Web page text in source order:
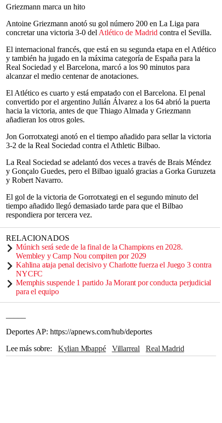
Griezmann marca un hito
Antoine Griezmann anotó su gol número 200 en La Liga para
concretar una victoria 3-0 del Atlético de Madrid contra el Sevilla.
El internacional francés, que está en su segunda etapa en el Atlético
y también ha jugado en la máxima categoría de España para la
Real Sociedad y el Barcelona, marcó a los 90 minutos para
alcanzar el medio centenar de anotaciones.
El Atlético es cuarto y está empatado con el Barcelona. El penal
convertido por el argentino Julián Álvarez a los 64 abrió la puerta
hacia la victoria, antes de que Thiago Almada y Griezmann
añadieran los otros goles.
Jon Gorrotxategi anotó en el tiempo añadido para sellar la victoria
3-2 de la Real Sociedad contra el Athletic Bilbao.
La Real Sociedad se adelantó dos veces a través de Brais Méndez
y Gonçalo Guedes, pero el Bilbao igualó gracias a Gorka Guruzeta
y Robert Navarro.
El gol de la victoria de Gorrotxategi en el segundo minuto del
tiempo añadido llegó demasiado tarde para que el Bilbao
respondiera por tercera vez.
RELACIONADOS
Múnich será sede de la final de la Champions en 2028.
Wembley y Camp Nou compiten por 2029
Kahlina ataja penal decisivo y Charlotte fuerza el Juego 3 contra
NYCFC
Memphis suspende 1 partido Ja Morant por conducta perjudicial
para el equipo
Deportes AP: https://apnews.com/hub/deportes
Lee más sobre
Kylian Mbappé Villarreal
Real Madrid